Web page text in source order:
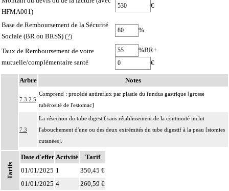
HFMA001)
€
Base de Remboursement de la Sécurité
Sociale (BR ou BRSS) (?)
%
Taux de Remboursement de votre
mutuelle/complémentaire santé
%BR+
€
Notes
Arbre Notes
7.3.2.5
Comprend : procédé antireflux par plastie du fundus gastrique [grosse
tubérosité de l'estomac]
7.3
La résection du tube digestif sans rétablissement de la continuité inclut
l'abouchement d'une ou des deux extrémités du tube digestif à la peau [stomies
cutanées].
7.3
La résection du tube digestif avec rétablissement de la continuité inclut
l'anastomose des deux segments du tube digestif, quelles qu'en soient les
Tarifs
Date d'effet Activité
Tarif
01/01/2025 1
350,45 €
01/01/2025 4 260,59 €